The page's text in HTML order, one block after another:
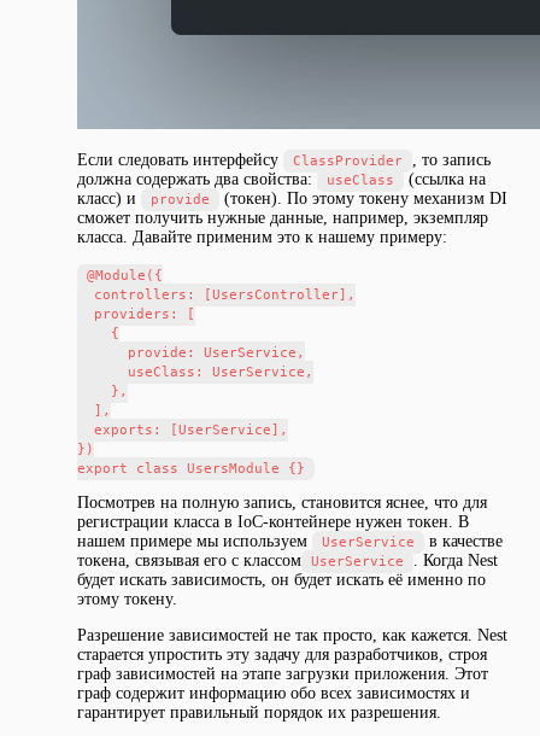
Если следовать интерфейсу ClassProvider
, то запись
должна содержать два свойства:
useClass
(ссылка на
класс) и
provide
(токен). По этому токену механизм DI
сможет получить нужные данные, например, экземпляр
класса. Давайте применим это к нашему примеру:
@Module({
  controllers: [UsersController],
  providers: [
    {
      provide: UserService,
      useClass: UserService,
    },
  ],
  exports: [UserService],
})
Посмотрев на полную запись, становится яснее, что для
регистрации класса в IoC-контейнере нужен токен. В
нашем примере мы используем
UserService
в качестве
токена, связывая его с классом
UserService
. Когда Nest
будет искать зависимость, он будет искать её именно по
этому токену.
Разрешение зависимостей не так просто, как кажется. Nest
старается упростить эту задачу для разработчиков, строя
граф зависимостей на этапе загрузки приложения. Этот
граф содержит информацию обо всех зависимостях и
гарантирует правильный порядок их разрешения.